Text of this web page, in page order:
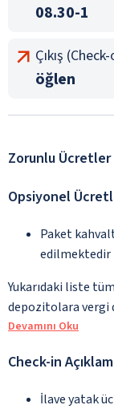
08.30-1
Çıkış
öğlen
Zorunlu Ücretler
Opsiyonel
Paket
edilmektedir
Yukarıdaki liste
depozitolara vergi
Devamını Oku
Check-in
İlave yatak